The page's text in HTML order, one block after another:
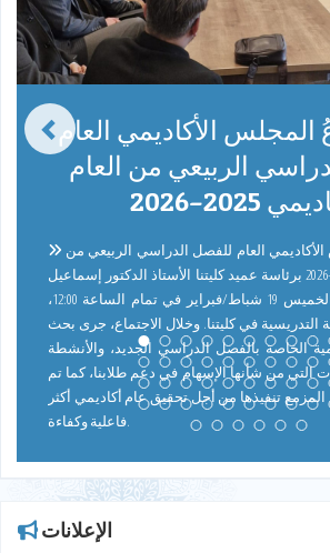
المجلس الأكاديمي العام
الربيعي من العام
2025–2026
عُقِد اجتماعُ المجلس الأكاديمي العام للفصل الدراسي الربيعي من
العام الأكاديمي 2025–2026 برئاسة عميد كليتنا الأستاذ الدكتور إسماعيل
بمشاركة أعضاء الهيئة التدريسية في كليتنا. وخلال الاجتماع، جرى بحث
الخاصة بالفصل الدراسي الجديد، والأنشطة
التي من شأنها الإسهام في دعم طلابنا، كما تم
تنفيذها من أجل تحقيق عام أكاديمي أكثر
فاعلية وكفاءة.
الإعلانات